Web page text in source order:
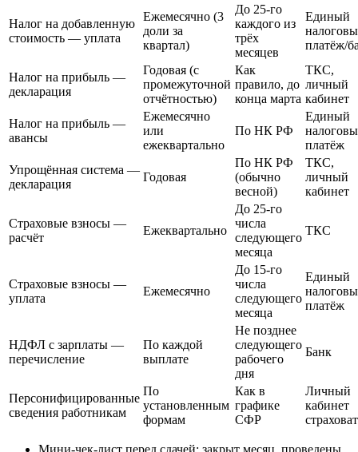
Налог на добавленную
стоимость — уплата
Ежемесячно (3
доли за
квартал)
До 25-го
каждого из
трёх
месяцев
Единый
платёж/
Налог на прибыль —
декларация
Годовая (с
промежуточной
отчётностью)
Как
правило, до
конца марта
ТКС,
личный
кабинет
Налог на прибыль —
авансы
Ежемесячно
или
ежеквартально
По НК РФ
Единый
платёж
Упрощённая система —
декларация
Годовая
По НК РФ
(обычно
весной)
ТКС,
личный
кабинет
Страховые взносы —
расчёт
Ежеквартально
До 25-го
числа
следующего
месяца
ТКС
Страховые взносы —
уплата
Ежемесячно
До 15-го
числа
следующего
месяца
Единый
платёж
НДФЛ с зарплаты —
перечисление
По каждой
выплате
Не позднее
следующего
рабочего
дня
Банк
Персонифицированные
сведения работникам
По
установленным
формам
Как в
графике
СФР
Личный
кабинет